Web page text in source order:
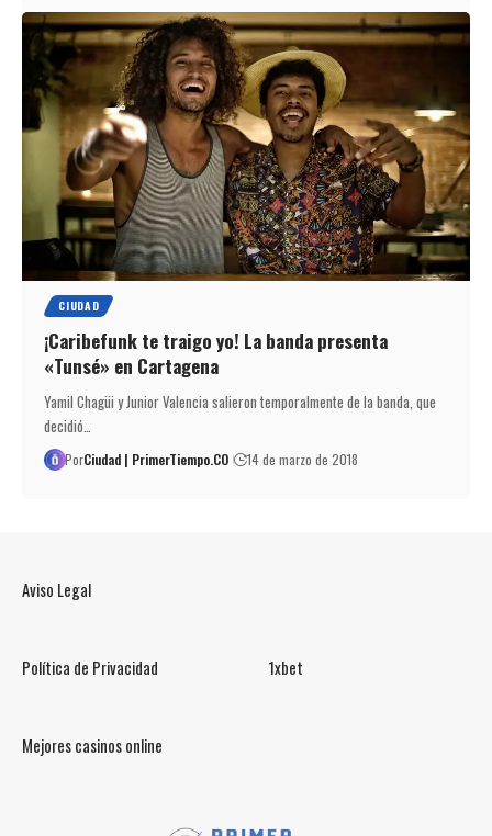
CIUDAD
¡Caribefunk te traigo yo! La banda presenta
«Tunsé» en Cartagena
Yamil Chagüi y Junior Valencia salieron temporalmente de la banda, que
decidió…
PorCiudad | PrimerTiempo.CO 14 de marzo de 2018
Aviso Legal
Política de Privacidad 1xbet
Mejores casinos online